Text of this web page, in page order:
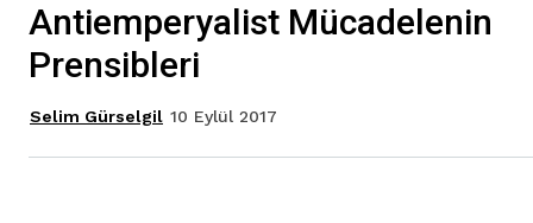
Antiemperyalist Mücadelenin
Prensibleri
Selim Gürselgil 10 Eylül 2017